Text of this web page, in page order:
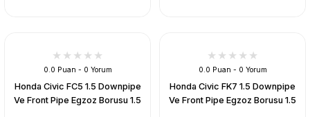
0.0 Puan - 0 Yorum
Honda Civic FC5 1.5 Downpipe
Ve Front Pipe Egzoz Borusu 1.5
0.0 Puan - 0 Yorum
Honda Civic FK7 1.5 Downpipe
Ve Front Pipe Egzoz Borusu 1.5